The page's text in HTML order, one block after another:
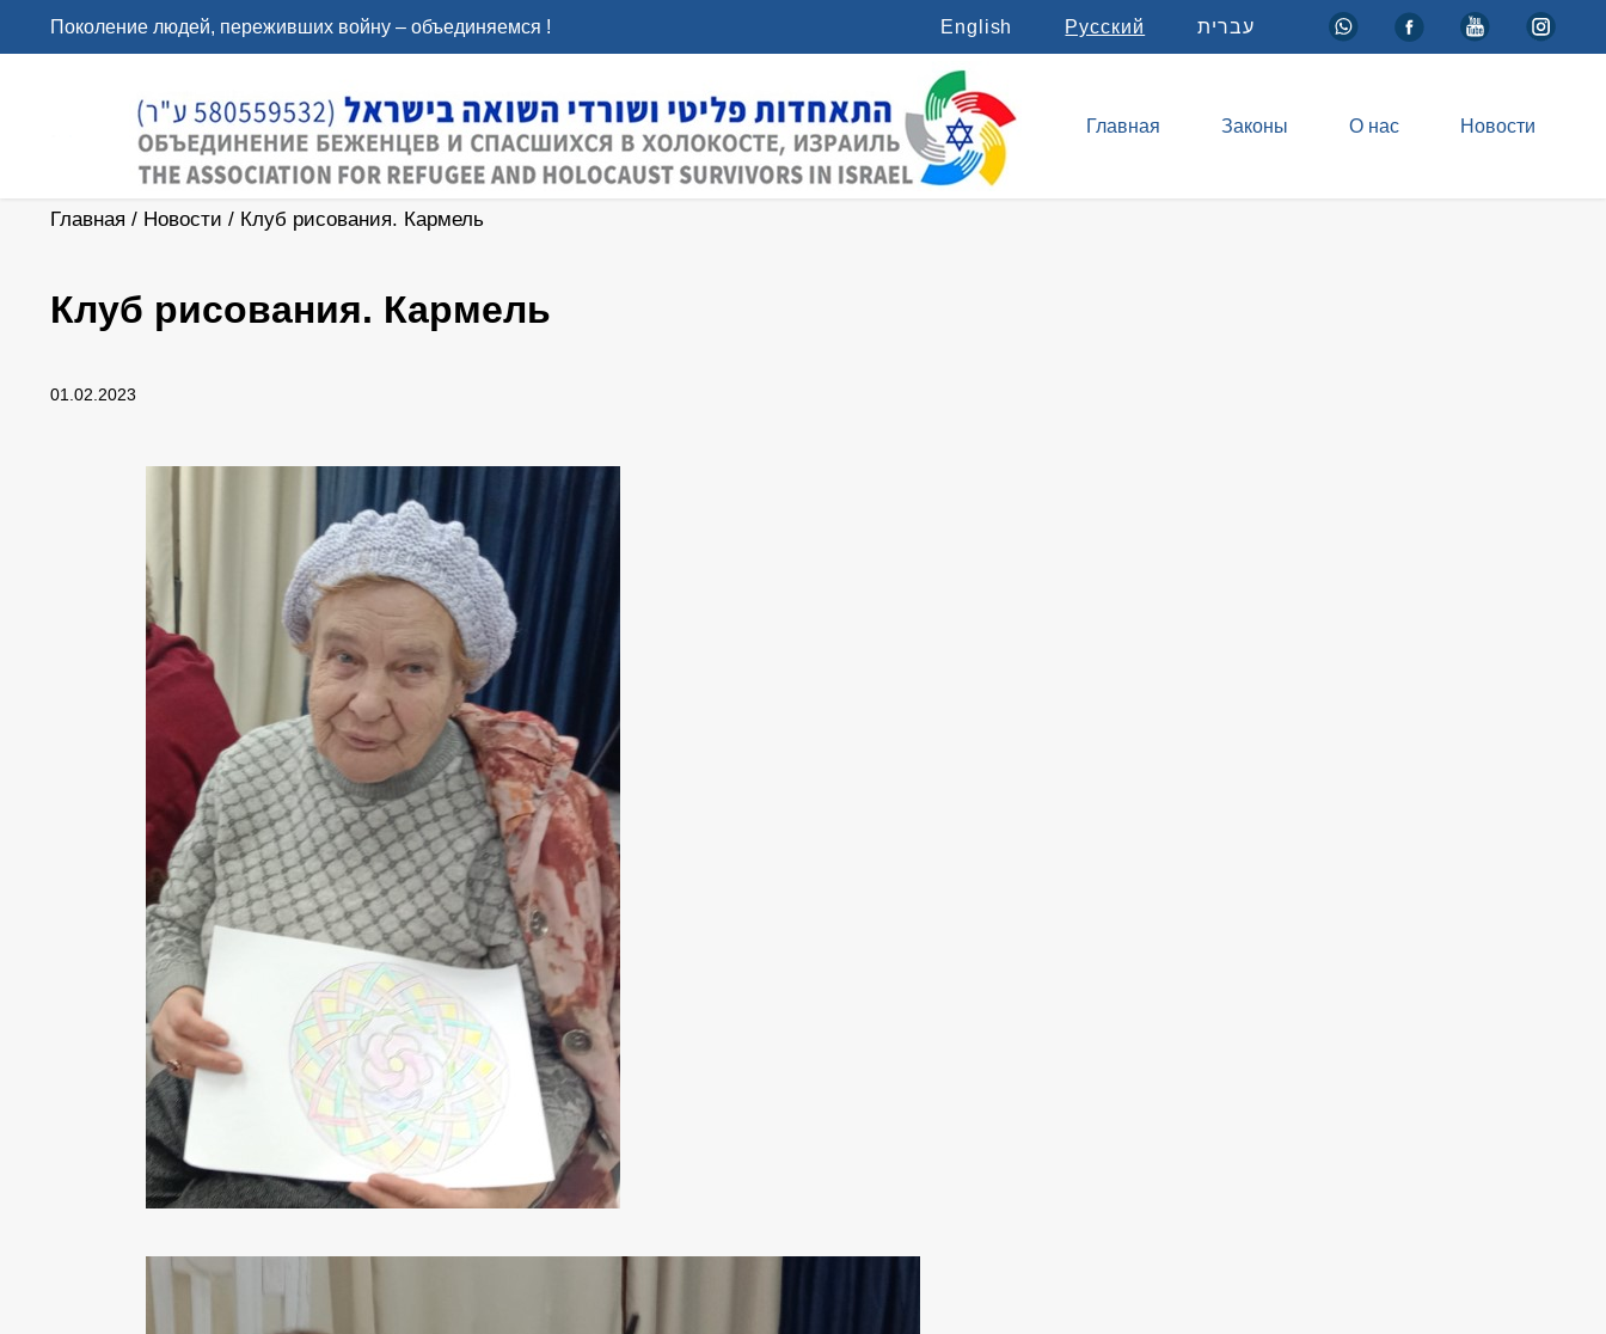
Поколение людей, переживших войну – объединяемся ! English Русский עברית
Главная Законы О нас Новости
Главная / Новости / Клуб рисования. Кармель
Клуб рисования. Кармель
01.02.2023